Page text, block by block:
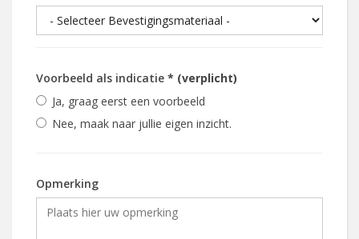
Voorbeeld als indicatie * (verplicht)
Ja, graag eerst een voorbeeld
Nee, maak naar jullie eigen inzicht.
Opmerking